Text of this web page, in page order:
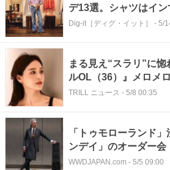
デ13選。シャツはイン
Dig-it［ディグ・イット］ - 5/
まる見え“スラリ”に
ルOL（36）』メロメ
ぎる女神」SNS絶賛
TRILL ニュース - 5/8 00:35
「トゥモローランド
ンデイ」のオーダー
WWDJAPAN.com - 5/5 09:00